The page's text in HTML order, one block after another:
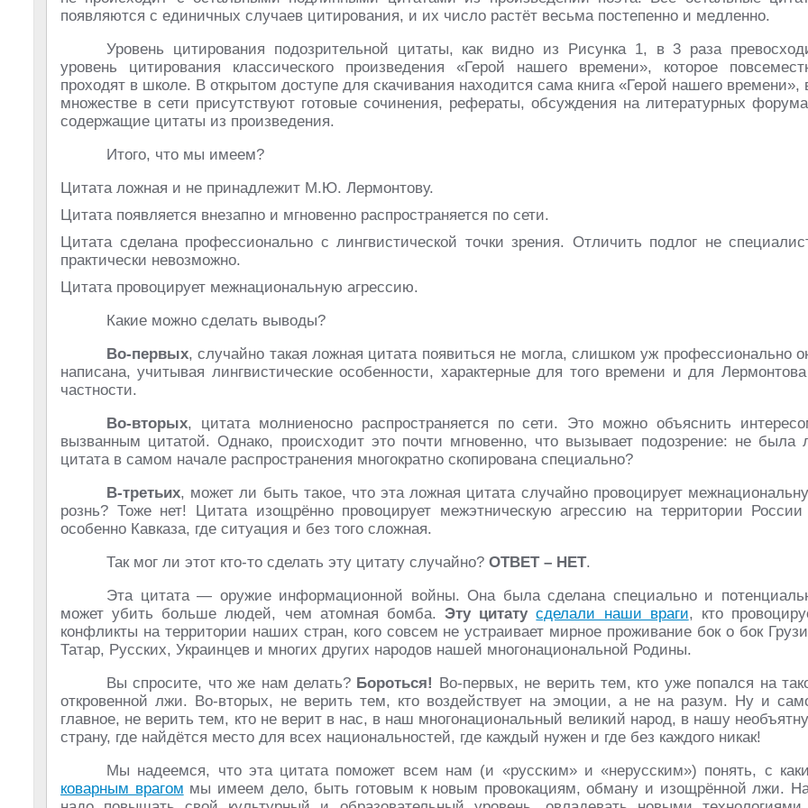
появляются с единичных случаев цитирования, и их число растёт весьма постепенно и медленно.
Уровень цитирования подозрительной цитаты, как видно из Рисунка 1, в 3 раза
уровень цитирования классического произведения «Герой нашего времени», которое
проходят в школе. В открытом доступе для скачивания находится сама книга «Герой нашего времени»,
множестве в сети присутствуют готовые сочинения, рефераты, обсуждения на литературных
содержащие цитаты из произведения.
Итого, что мы имеем?
Цитата ложная и не принадлежит М.Ю. Лермонтову.
Цитата появляется внезапно и мгновенно распространяется по сети.
Цитата сделана профессионально с лингвистической точки зрения. Отличить подлог не
практически невозможно.
Цитата провоцирует межнациональную агрессию.
Какие можно сделать выводы?
Во-первых, случайно такая ложная цитата появиться не могла, слишком уж профессионально
написана, учитывая лингвистические особенности, характерные для того времени и для
частности.
Во-вторых, цитата молниеносно распространяется по сети. Это можно объяснить
вызванным цитатой. Однако, происходит это почти мгновенно, что вызывает подозрение: не была
цитата в самом начале распространения многократно скопирована специально?
В-третьих, может ли быть такое, что эта ложная цитата случайно провоцирует
рознь? Тоже нет! Цитата изощрённо провоцирует межэтническую агрессию на территории
особенно Кавказа, где ситуация и без того сложная.
Так мог ли этот кто-то сделать эту цитату случайно? ОТВЕТ – НЕТ.
Эта цитата — оружие информационной войны. Она была сделана специально и
может убить больше людей, чем атомная бомба.Эту цитату сделали наши враги, кто
конфликты на территории наших стран, кого совсем не устраивает мирное проживание бок о бок
Татар, Русских, Украинцев и многих других народов нашей многонациональной Родины.
Вы спросите, что же нам делать? Бороться! Во-первых, не верить тем, кто уже попался на
откровенной лжи. Во-вторых, не верить тем, кто воздействует на эмоции, а не на разум. Ну и
главное, не верить тем, кто не верит в нас, в наш многонациональный великий народ, в нашу
страну, где найдётся место для всех национальностей, где каждый нужен и где без каждого никак!
Мы надеемся, что эта цитата поможет всем нам (и «русским» и «нерусским») понять, с
коварным врагом мы имеем дело, быть готовым к новым провокациям, обману и изощрённой лжи.